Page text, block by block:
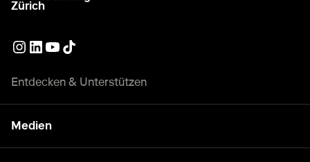
Zürich
Externer Link
Externer Link
Externer Link
Externer Link
Entdecken & Unterstützen
Medien